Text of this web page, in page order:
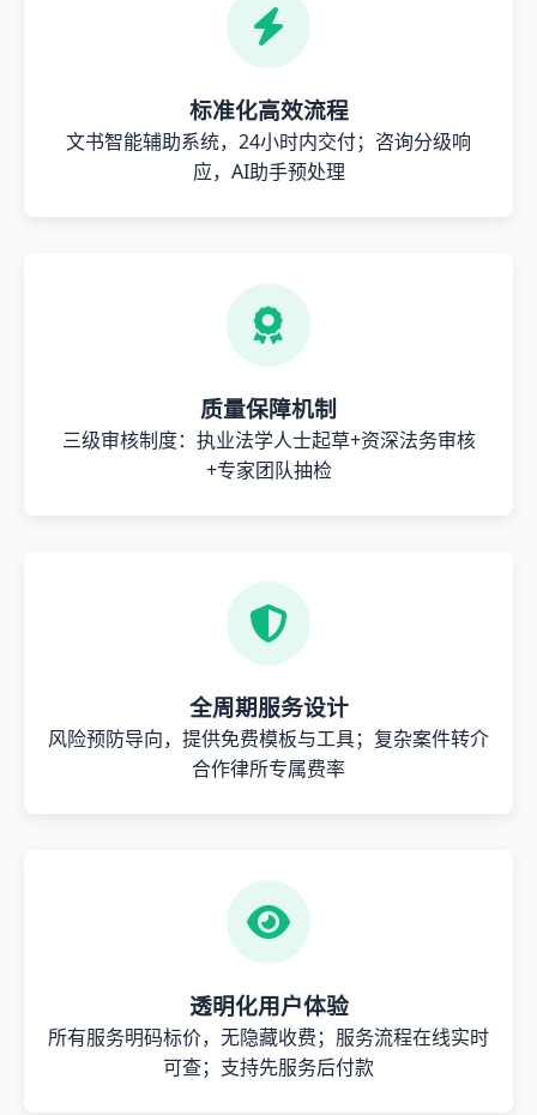
标准化高效流程
文书智能辅助系统，24小时内交付；咨询分级响
应，AI助手预处理
质量保障机制
三级审核制度：执业法学人士起草+资深法务审核
+专家团队抽检
全周期服务设计
风险预防导向，提供免费模板与工具；复杂案件转介
合作律所专属费率
透明化用户体验
所有服务明码标价，无隐藏收费；服务流程在线实时
可查；支持先服务后付款